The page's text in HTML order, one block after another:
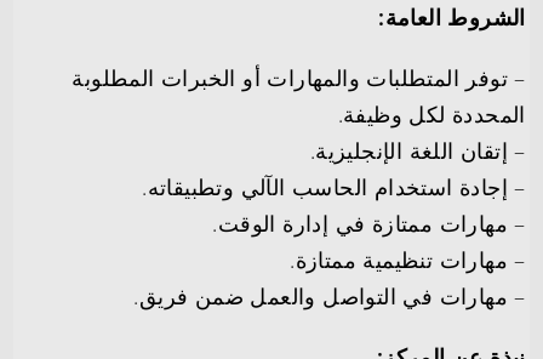
الشروط العامة:
– توفر المتطلبات والمهارات أو الخبرات المطلوبة
المحددة لكل وظيفة.
– إتقان اللغة الإنجليزية.
– إجادة استخدام الحاسب الآلي وتطبيقاته.
– مهارات ممتازة في إدارة الوقت.
– مهارات تنظيمية ممتازة.
– مهارات في التواصل والعمل ضمن فريق.